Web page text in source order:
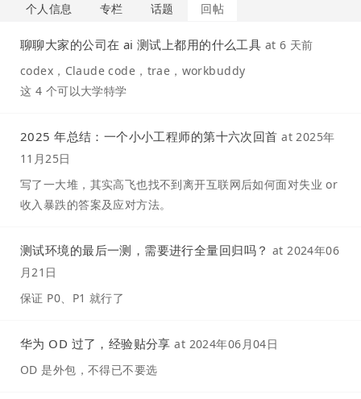
个人信息 专栏 话题 回帖
聊聊大家的公司在 ai 测试上都用的什么工具 at 6 天前
codex，Claude code，trae，workbuddy
这 4 个可以大学特学
2025 年总结：一个小小工程师的第十六次回首 at2025年
11月25日
写了一大堆，其实高飞也找不到离开互联网后如何面对失业 or
收入暴跌的答案及应对方法。
测试环境的最后一测，需要进行全量回归吗？ at2024年06
月21日
保证 P0、P1 就行了
华为 OD 过了，经验贴分享 at 2024年06月04日
OD 是外包，不得已不要选